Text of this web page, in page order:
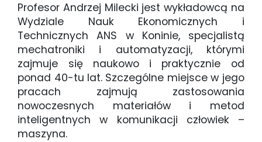
Profesor Andrzej Milecki jest wykładowcą na
Wydziale Nauk Ekonomicznych i
Technicznych ANS w Koninie, specjalistą
mechatroniki i automatyzacji, którymi
zajmuje się naukowo i praktycznie od
ponad 40-tu lat. Szczególne miejsce w jego
pracach zajmują zastosowania
nowoczesnych materiałów i metod
inteligentnych w komunikacji człowiek –
maszyna.